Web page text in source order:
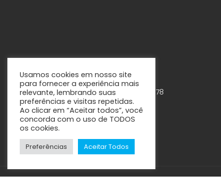
Rua Tabapuã, 888 – 7º andar – Cjs. 75-78
Itaim Bibi – São Paulo - SP
Usamos cookies em nosso site
para fornecer a experiência mais
relevante, lembrando suas
preferências e visitas repetidas.
Ao clicar em “Aceitar todos”, você
concorda com o uso de TODOS
os cookies.
Preferências Aceitar Todos